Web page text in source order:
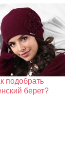
подобрать
берет?